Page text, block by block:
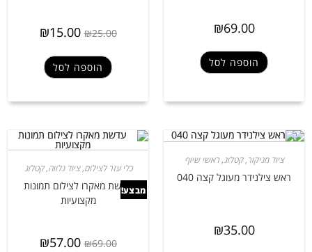
₪69.00
הוספה לסל
₪25.00
₪15.00
הוספה לסל
ציוד מניקור,קטלוג,ראשי שיוף
ראש צילנידר מעוגל קצה 040
₪35.00
מבצע!
כלי עזר לצילום,ציוד נלווה,קטלוג
עדשת מאקרו לצילום תמונות
מקצועיות
₪69.00
₪57.00